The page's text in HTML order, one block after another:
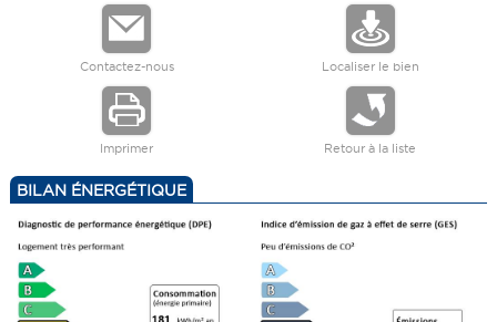
Contactez-nous Localiser le bien
Imprimer Retour à la liste
BILAN ÉNERGÉTIQUE